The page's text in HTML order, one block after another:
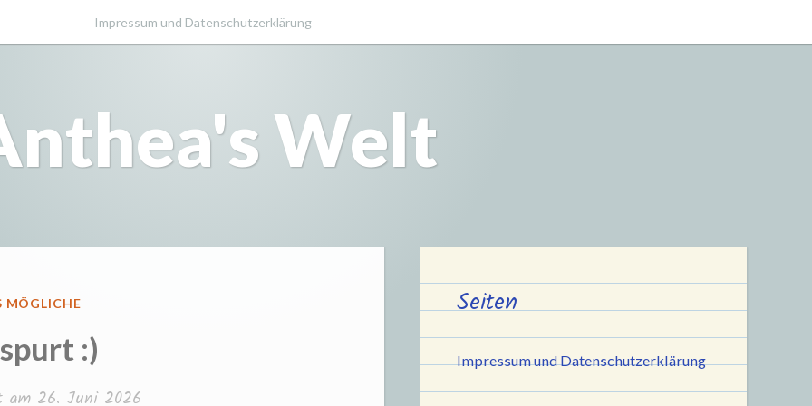
Impressum und Datenschutzerklärung
Welt
MÖGLICHE
:)
am 26. Juni 2026
Seiten
Impressum und Datenschutzerklärung